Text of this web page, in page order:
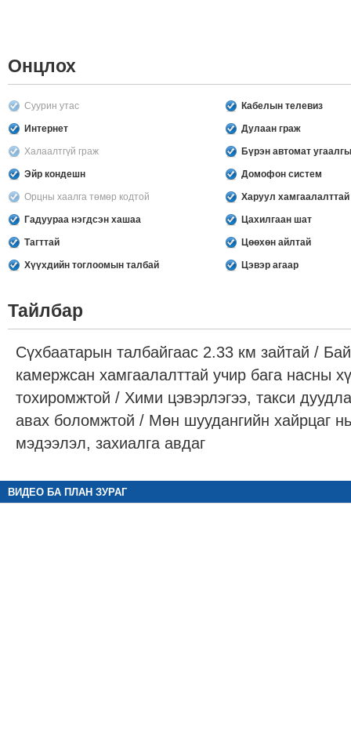
Онцлох
Суурин утас Кабелын телевиз
Интернет Дулаан граж
Халаалтгүй граж Бүрэн автомат
Эйр кондешн Домофон систем
Орцны хаалга төмөр кодтой Харуул хамгаалалттай
Гадуураа нэгдсэн хашаа Цахилгаан шат
Тагттай Цөөхөн айлтай
Хүүхдийн тоглоомын талбай Цэвэр агаар
Тайлбар
Сүхбаатарын талбайгаас 2.33 км зайтай /
камержсан хамгаалалттай учир бага насны
тохиромжтой / Хими цэвэрлэгээ, такси
авах боломжтой / Мөн шуудангийн хайрцаг
мэдээлэл, захиалга авдаг
ВИДЕО БА ПЛАН ЗУРАГ